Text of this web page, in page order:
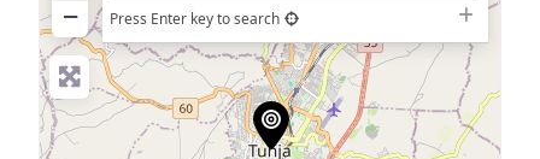
−
Press Enter key to search